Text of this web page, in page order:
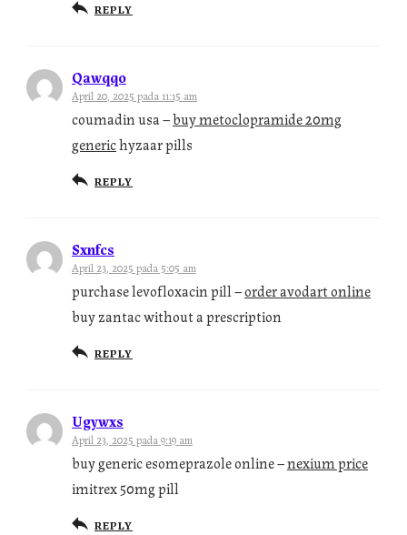
REPLY
Qawqqo
April 20, 2025 pada 11:15 am
coumadin usa –buy metoclopramide 20mg
generichyzaar pills
REPLY
Sxnfcs
April 23, 2025 pada 5:05 am
purchase levofloxacin pill –order avodart online
buy zantac without a prescription
REPLY
Ugywxs
April 23, 2025 pada 9:19 am
buy generic esomeprazole online –nexium price
imitrex 50mg pill
REPLY